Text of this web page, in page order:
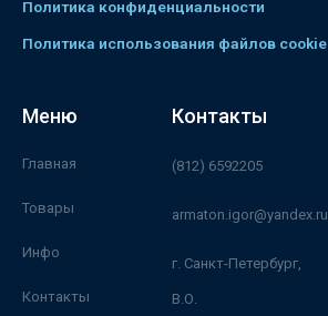
Политика конфиденциальности
Политика использования файлов cookie
Меню
Главная
Товары
Инфо
Контакты
Контакты
(812) 6592205
armaton.igor@yandex.ru
г. Санкт-Петербург,
В.О.